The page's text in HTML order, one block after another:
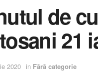
de
21
2020 in Fără categorie